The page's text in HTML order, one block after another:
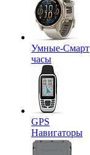
Умные-Смарт
часы
GPS
Навигаторы